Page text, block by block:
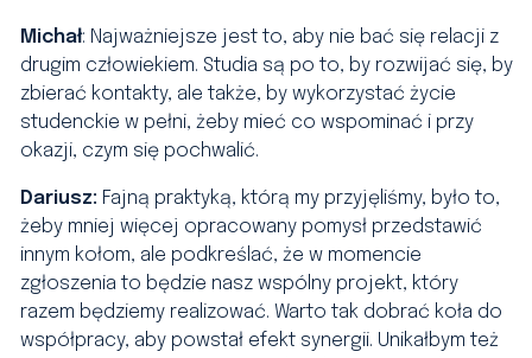
Michał: Najważniejsze jest to, aby nie bać się relacji z
drugim człowiekiem. Studia są po to, by rozwijać się, by
zbierać kontakty, ale także, by wykorzystać życie
studenckie w pełni, żeby mieć co wspominać i przy
okazji, czym się pochwalić.
Dariusz: Fajną praktyką, którą my przyjęliśmy, było to,
żeby mniej więcej opracowany pomysł przedstawić
innym kołom, ale podkreślać, że w momencie
zgłoszenia to będzie nasz wspólny projekt, który
razem będziemy realizować. Warto tak dobrać koła do
współpracy, aby powstał efekt synergii. Unikałbym też